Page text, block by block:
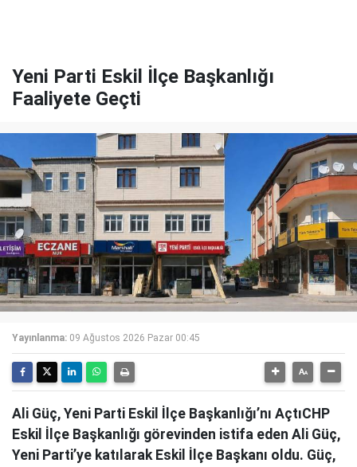
Yeni Parti Eskil İlçe Başkanlığı
Faaliyete Geçti
Yayınlanma: 09 Ağustos 2026 Pazar 00:45
Ali Güç, Yeni Parti Eskil İlçe Başkanlığı’nı AçtıCHP
Eskil İlçe Başkanlığı görevinden istifa eden Ali Güç,
Yeni Parti’ye katılarak Eskil İlçe Başkanı oldu. Güç,